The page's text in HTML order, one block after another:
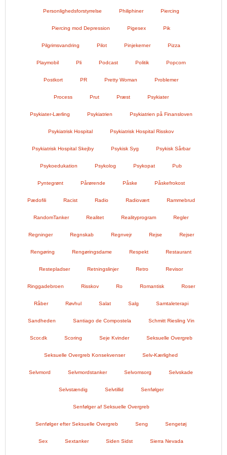
Personlighedsforstyrrelse Philiphiner Piercing
Piercing mod Depression Pigesex Pik
Pilgrimsvandring Pilot Pinjekerner Pizza
Playmobil Pli Podcast Politik Popcorn
Postkort PR Pretty Woman Problemer
Process Prut Præst Psykiater
Psykiater-Lærling Psykiatrien Psykiatrien på Finansloven
Psykiatrisk Hospital Psykiatrisk Hospital Risskov
Psykiatrisk Hospital Skejby Psykisk Syg Psykisk Sårbar
Psykoedukation Psykolog Psykopat Pub
Pyntegrønt Pårørende Påske Påskefrokost
Pædofili Racist Radio Radiovært Rammebrud
RandomTanker Realitet Realityprogram Regler
Regninger Regnskab Regnvejr Rejse Rejser
Rengøring Rengøringsdame Respekt Restaurant
Restepladser Retningslinjer Retro Revisor
Ringgadebroen Risskov Ro Romantisk Roser
Råber Røvhul Salat Salg Samtaleterapi
Sandheden Santiago de Compostela Schmitt Riesling Vin
Scor.dk Scoring Seje Kvinder Seksuelle Overgreb
Seksuelle Overgreb Konsekvenser Selv-Kærlighed
Selvmord Selvmordstanker Selvomsorg Selvskade
Selvstændig Selvtillid Senfølger
Senfølger af Seksuelle Overgreb
Senfølger efter Seksuelle Overgreb Seng Sengetøj
Sex Sextanker Siden Sidst Sierra Nevada